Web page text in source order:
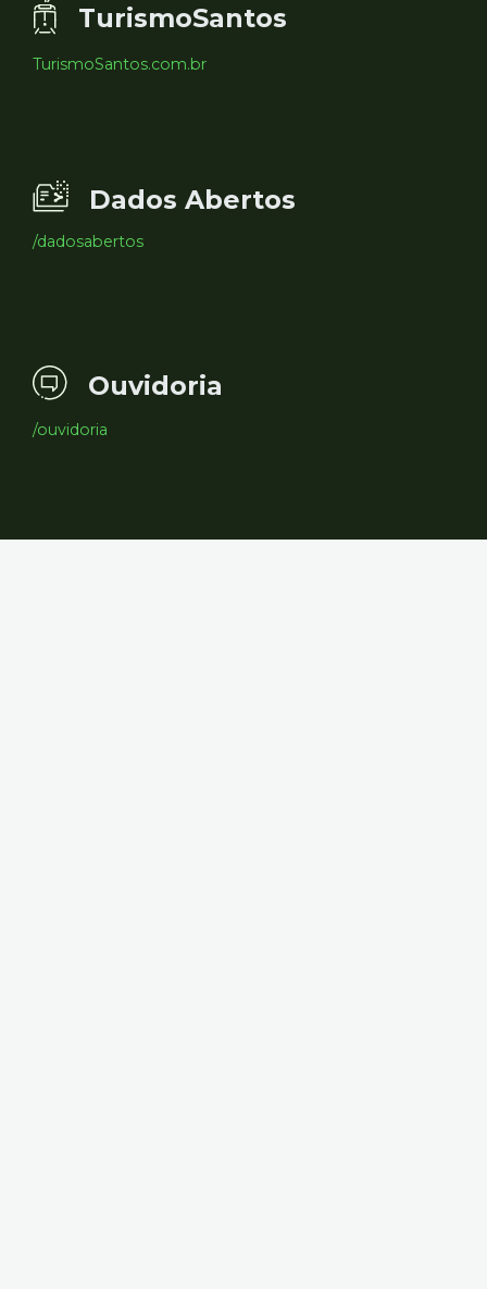
TurismoSantos
TurismoSantos.com.br
Dados Abertos
/dadosabertos
Ouvidoria
/ouvidoria